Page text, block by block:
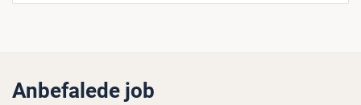
Anbefalede job